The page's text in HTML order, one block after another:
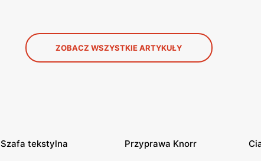
ZOBACZ WSZYSTKIE ARTYKUŁY
Szafa tekstylna Przyprawa Knorr